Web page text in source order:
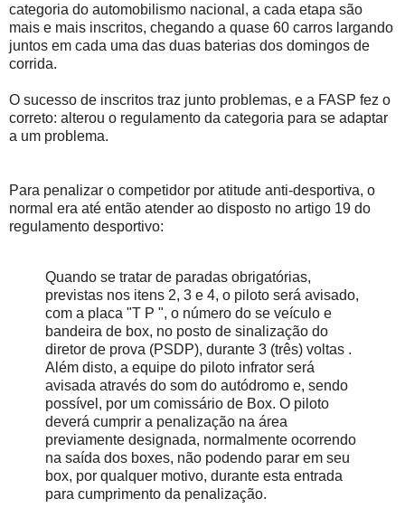
categoria do automobilismo nacional, a cada etapa são
mais e mais inscritos, chegando a quase 60 carros largando
juntos em cada uma das duas baterias dos domingos de
corrida.
O sucesso de inscritos traz junto problemas, e a FASP fez o
correto: alterou o regulamento da categoria para se adaptar
a um problema.
Para penalizar o competidor por atitude anti-desportiva, o
normal era até então atender ao disposto no artigo 19 do
regulamento desportivo:
Quando se tratar de paradas obrigatórias,
previstas nos itens 2, 3 e 4, o piloto será avisado,
com a placa "T P ", o número do se veículo e
bandeira de box, no posto de sinalização do
diretor de prova (PSDP), durante 3 (três) voltas .
Além disto, a equipe do piloto infrator será
avisada através do som do autódromo e, sendo
possível, por um comissário de Box. O piloto
deverá cumprir a penalização na área
previamente designada, normalmente ocorrendo
na saída dos boxes, não podendo parar em seu
box, por qualquer motivo, durante esta entrada
para cumprimento da penalização.